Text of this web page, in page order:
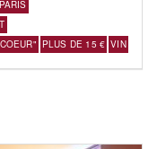
PLUS DE 15 € VIN